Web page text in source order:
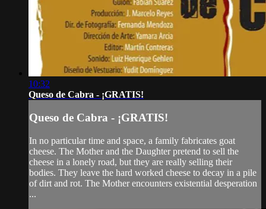
10:32
Queso de Cabra - ¡GRATIS!
Queso de Cabra - ¡GRATIS!
In no particular time and space, a family fabricates goat
cheese. The Mother and the Daughter pretend to sell the
cheese in a lonely road, but they are really selling their
bodies. They leave the hard worked cheese to decay in a pile
of dirt and rot. The Mother encounters existential desperation
...